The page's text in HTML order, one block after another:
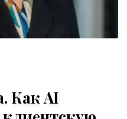
Как AI